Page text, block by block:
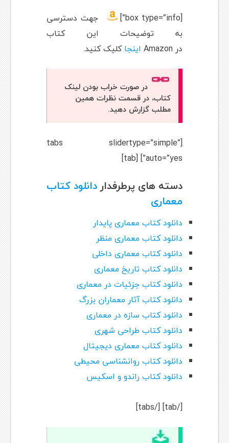
[box type=”info”]
جهت دسترسی
به توضیحات این کتاب
در Amazon اینجاکلیک کنید.
در صورت خراب بودن لینک
کتاب، در قسمت نظرات همین
مطلب گزارش دهید.
[tabs slidertype=”simple”
auto=”yes”] [tab]
دسته های پرطرفداردانلود کتاب
معماری
دانلود کتاب معماری پایدار
دانلود کتاب معماری منظر
دانلود کتاب معماری داخلی
دانلود کتاب تاریخ معماری
دانلود کتاب جزئیات در معماری
دانلود کتاب آثار معماران بزرگ
دانلود کتاب سازه در معماری
دانلود کتاب طراحی شهری
دانلود کتاب معماری دیجیتال
دانلود کتاب روانشناسی محیطی
دانلود کتاب راندو و اسکیس
[/tab] [/tabs]